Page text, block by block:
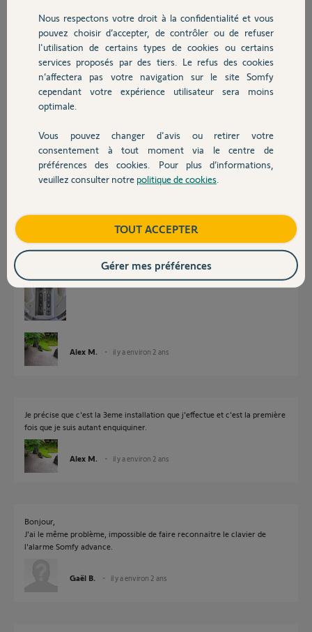
Chauffage
Autres produits
Devis avec un pro
Contact
Réponses
Bonsoir
Poster une photo de l'étiquette qui est au dos du clavier et attendez l'aide
JACKY M. il y a environ 2 ans
Merci
Alex M. il y a environ 2 ans
Je précise que c'est la 3eme installation que j'effectue et c'est la première
fois que je suis autant enquiquiner.
Alex M. il y a environ 2 ans
Bonjour,
J'ai le même problème, impossible de faire reconnaitre le clavier de
l'alarme Somfy advance.
Gaël B. il y a environ 2 ans
Nous respectons votre droit à la confidentialité et vous
pouvez choisir d’accepter, de contrôler ou de refuser
l'utilisation de certains types de cookies ou certains
services proposés par des tiers. Le refus des cookies
n’affectera pas votre navigation sur le site Somfy
cependant votre expérience utilisateur sera moins
optimale.
Vous pouvez changer d'avis ou retirer votre
consentement à tout moment via le centre de
préférences des cookies. Pour plus d’informations,
veuillez consulter notre politique de cookies
TOUT ACCEPTER
Gérer mes préférences